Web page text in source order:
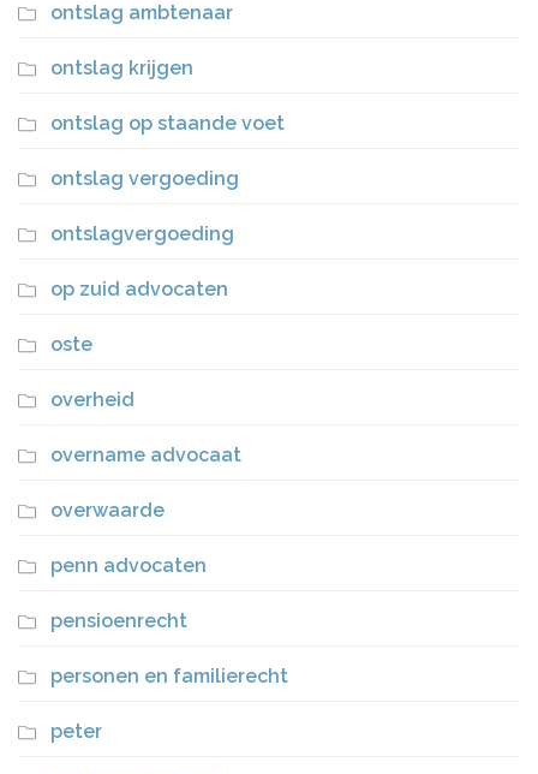
ontslag ambtenaar
ontslag krijgen
ontslag op staande voet
ontslag vergoeding
ontslagvergoeding
op zuid advocaten
oste
overheid
overname advocaat
overwaarde
penn advocaten
pensioenrecht
personen en familierecht
peter